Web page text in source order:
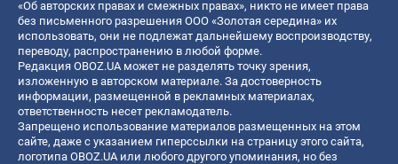
«Об авторских правах и смежных правах», никто не имеет права
без письменного разрешения ООО «Золотая середина» их
использовать, они не подлежат дальнейшему воспроизводству,
переводу, распространению в любой форме.
Редакция OBOZ.UA может не разделять точку зрения,
изложенную в авторском материале. За достоверность
информации, размещенной в рекламных материалах,
ответственность несет рекламодатель.
Запрещено использование материалов размещенных на этом
сайте, даже с указанием гиперссылки на страницу этого сайта,
логотипа OBOZ.UA или любого другого упоминания, но без